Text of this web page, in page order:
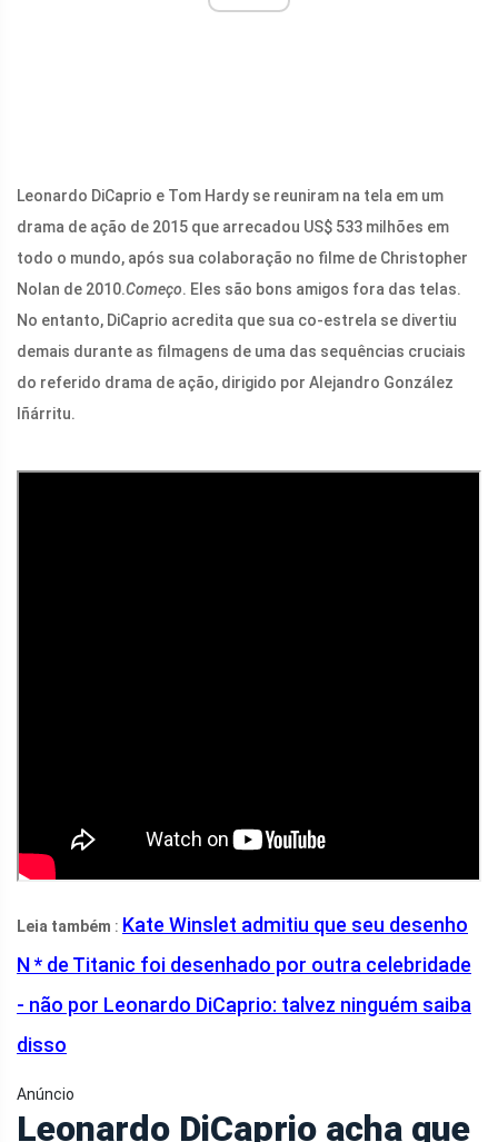
Leonardo DiCaprio e Tom Hardy se reuniram na tela em um
drama de ação de 2015 que arrecadou US$ 533 milhões em
todo o mundo, após sua colaboração no filme de Christopher
Nolan de 2010.Começo. Eles são bons amigos fora das telas.
No entanto, DiCaprio acredita que sua co-estrela se divertiu
demais durante as filmagens de uma das sequências cruciais
do referido drama de ação, dirigido por Alejandro González
Iñárritu.
Leia também : Kate Winslet admitiu que seu desenho
N * de Titanic foi desenhado por outra celebridade
- não por Leonardo DiCaprio: talvez ninguém saiba
disso
Anúncio
Leonardo DiCaprio acha que